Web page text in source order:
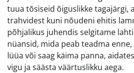
tuua tõsiseid õiguslikke tagajärgi,
trahvidest kuni nõudeni ehitis
põhjalikus juhendis selgitame
nüansid, mida peab teadma
lüüa või saag käima panna,
vigu ja säästa väärtuslikku aega.